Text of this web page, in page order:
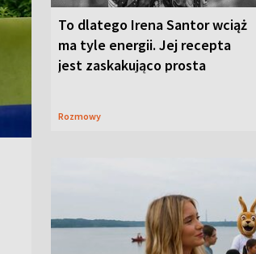
To dlatego Irena Santor wciąż
ma tyle energii. Jej recepta
jest zaskakująco prosta
Rozmowy